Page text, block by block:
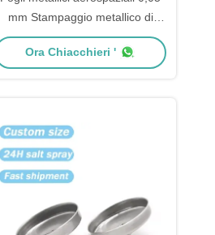
mm Stampaggio metallico di
precisione per dispositivi medici
Ora Chiacchieri '